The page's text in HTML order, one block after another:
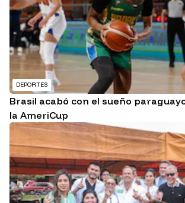
DEPORTES
Brasil acabó con el sueño
la AmeriCup